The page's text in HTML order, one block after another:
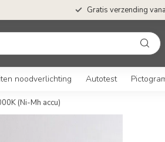
Gratis verzending
noodverlichting Autotest
(Ni-Mh accu)